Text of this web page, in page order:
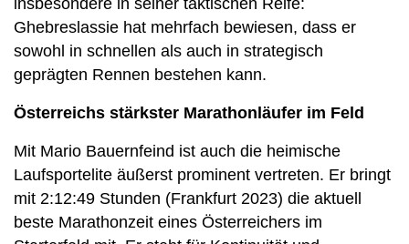
insbesondere in seiner taktischen Reife:
Ghebreslassie hat mehrfach bewiesen, dass er
sowohl in schnellen als auch in strategisch
geprägten Rennen bestehen kann.
Österreichs stärkster Marathonläufer im Feld
Mit Mario Bauernfeind ist auch die heimische
Laufsportelite äußerst prominent vertreten. Er bringt
mit 2:12:49 Stunden (Frankfurt 2023) die aktuell
beste Marathonzeit eines Österreichers im